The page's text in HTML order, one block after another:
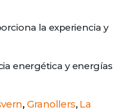
la experiencia y
energética y energías
, Granollers, La